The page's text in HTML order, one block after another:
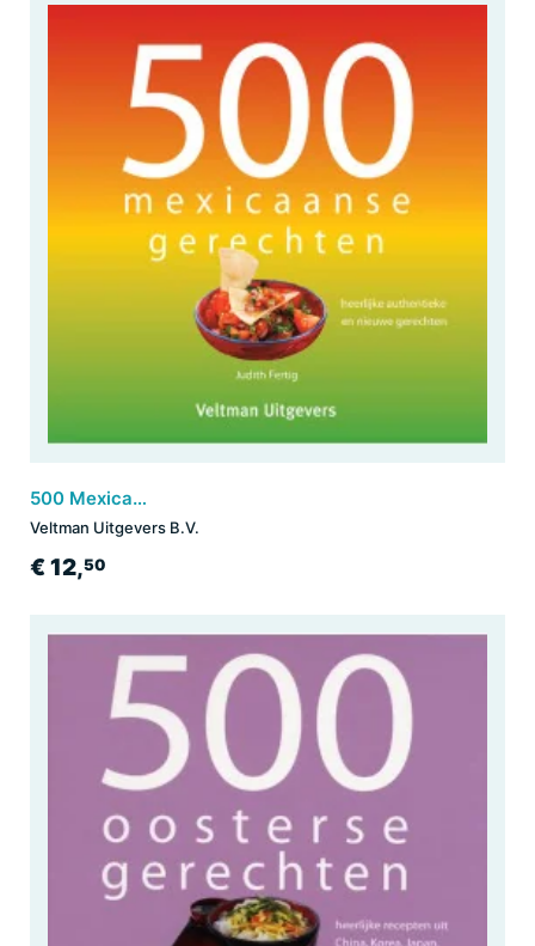
500 Mexicaanse gerechten
Veltman Uitgevers B.V.
€ 12,50